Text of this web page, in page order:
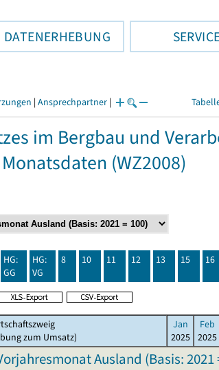
DATENERHEBUNG
| Ansprechpartner |
im Bergbau und
(WZ2008)
HG:
GG
HG:
VG
8 10 11 12 13 15 16
zum Umsatz)
Jan
2025
Feb
2025
Ausland (Basis: 2021